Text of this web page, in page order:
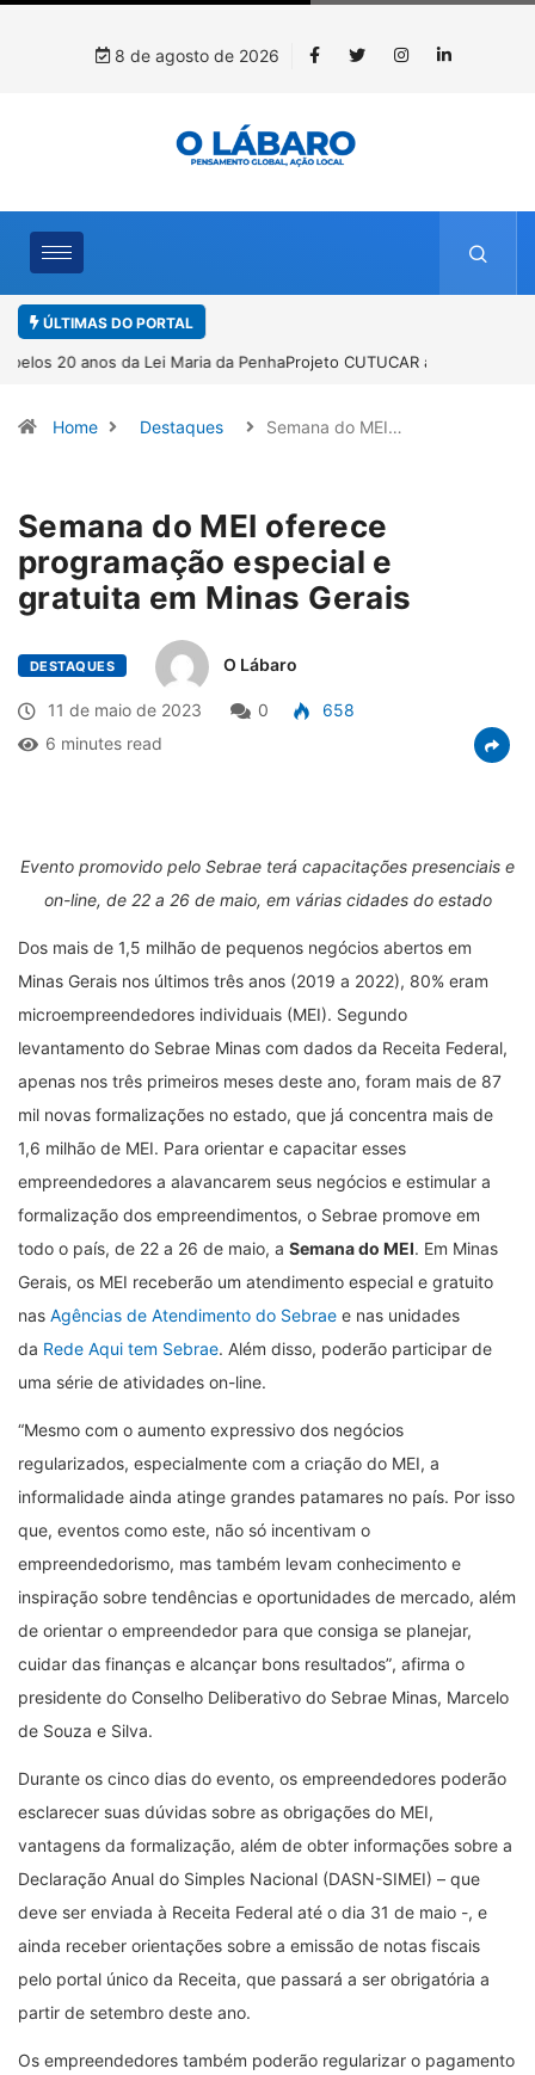
8 de agosto de 2026
ÚLTIMAS DO PORTAL
Projeto CUTUCAR abre nova edição e semeia o futuro por meio da
Home Destaques Semana do MEI…
Semana do MEI oferece
programação especial e
gratuita em Minas Gerais
DESTAQUES O Lábaro
11 de maio de 2023 0
658
6 minutes read
Evento promovido pelo Sebrae terá capacitações presenciais e
on-line, de 22 a 26 de maio, em várias cidades do estado
Dos mais de 1,5 milhão de pequenos negócios abertos em
Minas Gerais nos últimos três anos (2019 a 2022), 80% eram
microempreendedores individuais (MEI). Segundo
levantamento do Sebrae Minas com dados da Receita Federal,
apenas nos três primeiros meses deste ano, foram mais de 87
mil novas formalizações no estado, que já concentra mais de
1,6 milhão de MEI. Para orientar e capacitar esses
empreendedores a alavancarem seus negócios e estimular a
formalização dos empreendimentos, o Sebrae promove em
todo o país, de 22 a 26 de maio, a Semana do MEI. Em Minas
Gerais, os MEI receberão um atendimento especial e gratuito
nas Agências de Atendimento do Sebrae e nas unidades
da Rede Aqui tem Sebrae. Além disso, poderão participar de
uma série de atividades on-line.
“Mesmo com o aumento expressivo dos negócios
regularizados, especialmente com a criação do MEI, a
informalidade ainda atinge grandes patamares no país. Por isso
que, eventos como este, não só incentivam o
empreendedorismo, mas também levam conhecimento e
inspiração sobre tendências e oportunidades de mercado, além
de orientar o empreendedor para que consiga se planejar,
cuidar das finanças e alcançar bons resultados”, afirma o
presidente do Conselho Deliberativo do Sebrae Minas, Marcelo
de Souza e Silva.
Durante os cinco dias do evento, os empreendedores poderão
esclarecer suas dúvidas sobre as obrigações do MEI,
vantagens da formalização, além de obter informações sobre a
Declaração Anual do Simples Nacional (DASN-SIMEI) – que
deve ser enviada à Receita Federal até o dia 31 de maio -, e
ainda receber orientações sobre a emissão de notas fiscais
pelo portal único da Receita, que passará a ser obrigatória a
partir de setembro deste ano.
Os empreendedores também poderão regularizar o pagamento